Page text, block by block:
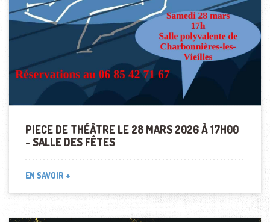
PIECE DE THÉÂTRE LE 28 MARS 2026 À 17H00
- SALLE DES FÊTES
EN SAVOIR +